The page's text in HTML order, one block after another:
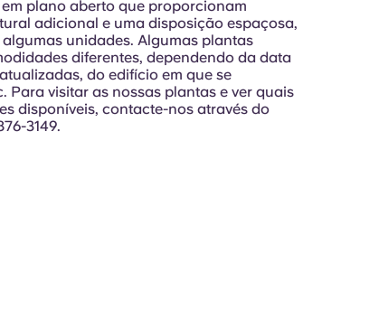
plano aberto que proporcionam
adicional e uma disposição espaçosa,
unidades. Algumas plantas
diferentes, dependendo da data
do edifício em que se
Para visitar as nossas plantas e ver quais
disponíveis, contacte-nos através do
3149.